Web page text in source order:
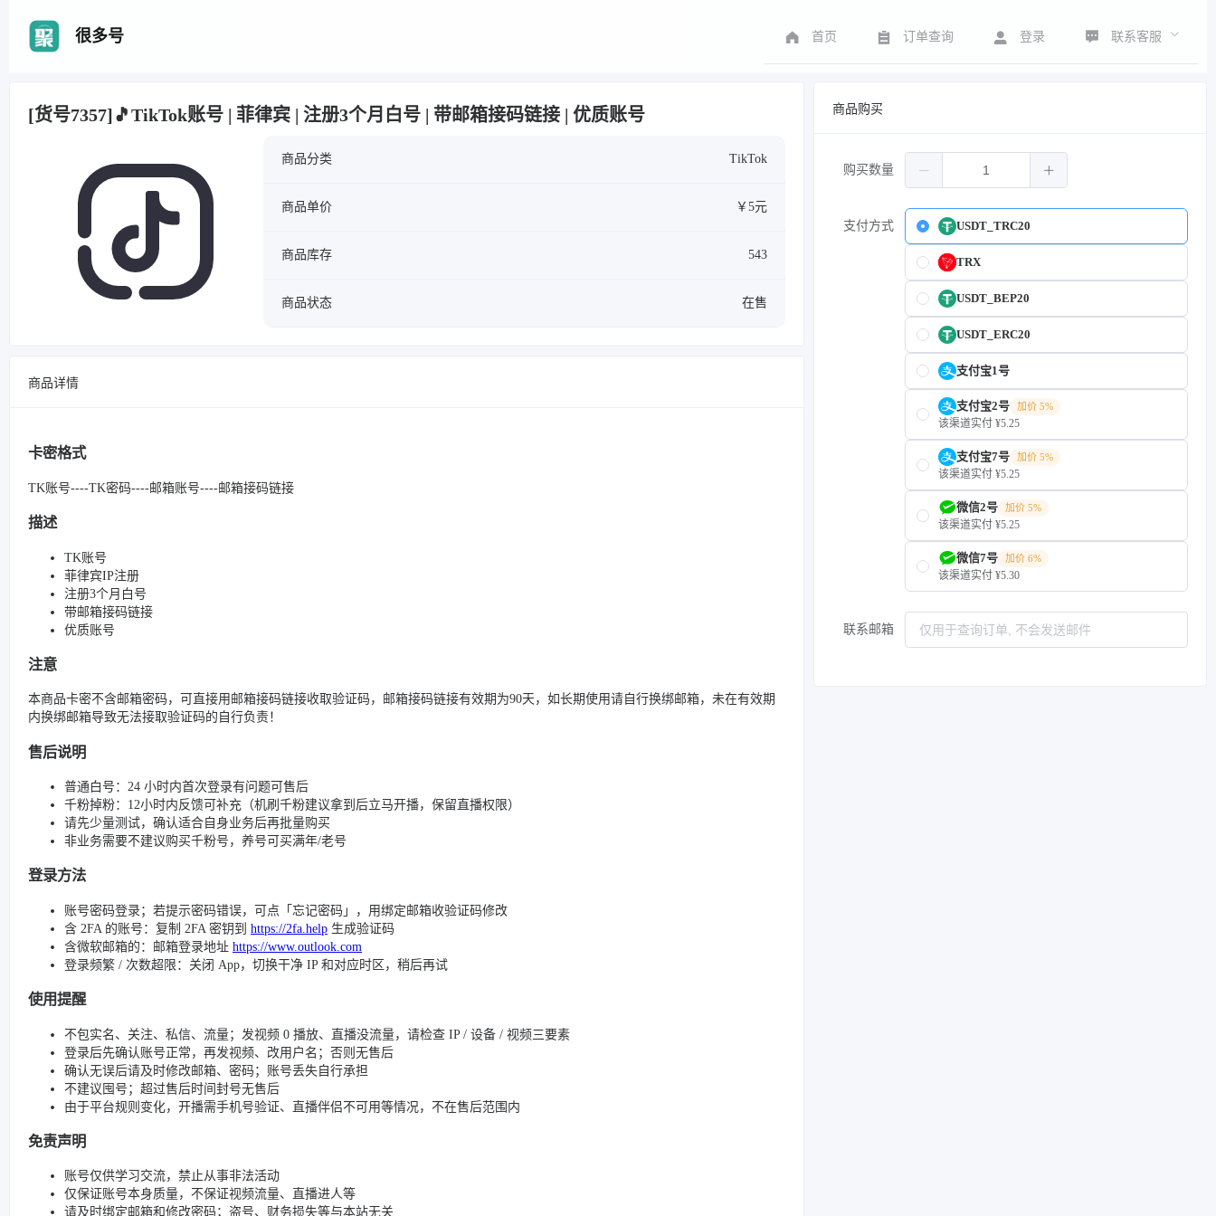
很多号 首页 订单查询 登录 联系客服
[货号7357]🎵TikTok账号 | 菲律宾 | 注册3个月白号 | 带邮箱接码链接 | 优质账号
商品分类 TikTok
商品单价 ￥5元
商品库存 543
商品状态 在售
商品详情
卡密格式
TK账号----TK密码----邮箱账号----邮箱接码链接
描述
TK账号
菲律宾IP注册
注册3个月白号
带邮箱接码链接
优质账号
注意
本商品卡密不含邮箱密码，可直接用邮箱接码链接收取验证码，邮箱接码链接有效期为90天，如长期使用请自行换绑邮箱，未在有效期
内换绑邮箱导致无法接取验证码的自行负责！
售后说明
普通白号：24 小时内首次登录有问题可售后
千粉掉粉：12小时内反馈可补充（机刷千粉建议拿到后立马开播，保留直播权限）
请先少量测试，确认适合自身业务后再批量购买
非业务需要不建议购买千粉号，养号可买满年/老号
登录方法
账号密码登录；若提示密码错误，可点「忘记密码」，用绑定邮箱收验证码修改
含 2FA 的账号：复制 2FA 密钥到 https://2fa.help 生成验证码
含微软邮箱的：邮箱登录地址 https://www.outlook.com
登录频繁 / 次数超限：关闭 App，切换干净 IP 和对应时区，稍后再试
使用提醒
不包实名、关注、私信、流量；发视频 0 播放、直播没流量，请检查 IP / 设备 / 视频三要素
登录后先确认账号正常，再发视频、改用户名；否则无售后
确认无误后请及时修改邮箱、密码；账号丢失自行承担
不建议囤号；超过售后时间封号无售后
由于平台规则变化，开播需手机号验证、直播伴侣不可用等情况，不在售后范围内
免责声明
账号仅供学习交流，禁止从事非法活动
仅保证账号本身质量，不保证视频流量、直播进人等
请及时绑定邮箱和修改密码；盗号、财务损失等与本站无关
商品购买
购买数量
支付方式 USDT_TRC20
TRX
USDT_BEP20
USDT_ERC20
支付宝1号
支付宝2号 加价 5%
该渠道实付 ¥5.25
支付宝7号 加价 5%
该渠道实付 ¥5.25
微信2号 加价 5%
该渠道实付 ¥5.25
微信7号 加价 6%
该渠道实付 ¥5.30
联系邮箱